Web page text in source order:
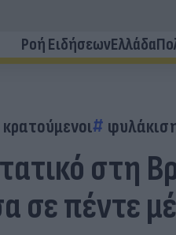
Ροή ΕιδήσεωνΕλλάδα
κρατούμενοι
στη
σε πέντε